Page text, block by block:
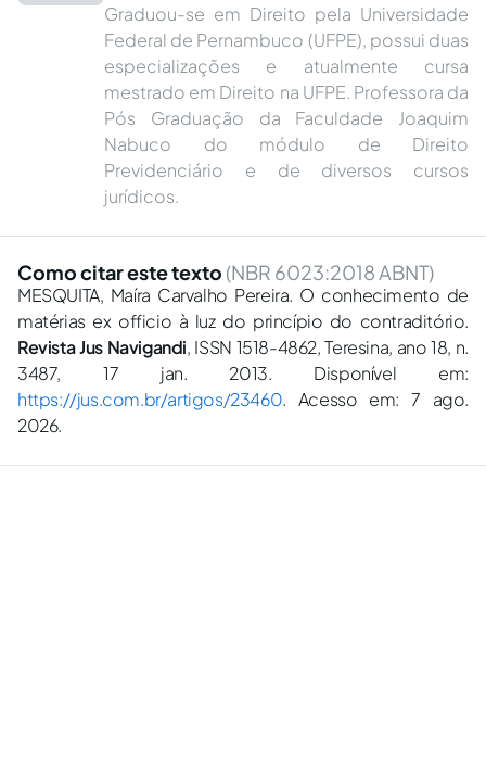
Graduou-se em Direito pela Universidade
Federal de Pernambuco (UFPE), possui duas
especializações e atualmente cursa
mestrado em Direito na UFPE. Professora da
Pós Graduação da Faculdade Joaquim
Nabuco do módulo de Direito
Previdenciário e de diversos cursos
jurídicos.
Como citar este texto (NBR 6023:2018 ABNT)
MESQUITA, Maíra Carvalho Pereira. O conhecimento de
matérias ex officio à luz do princípio do contraditório.
Revista Jus Navigandi, ISSN 1518-4862, Teresina, ano 18, n.
3487, 17 jan. 2013. Disponível em:
https://jus.com.br/artigos/23460. Acesso em: 7 ago.
2026.